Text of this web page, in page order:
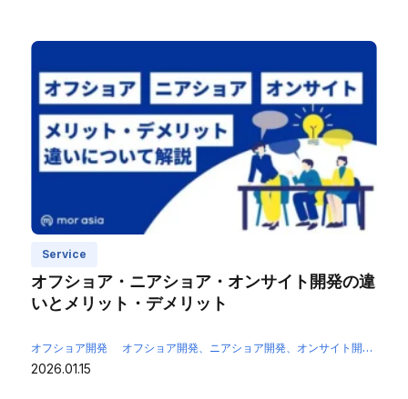
Service
オフショア・ニアショア・オンサイト開発の違
いとメリット・デメリット
オフショア開発 オフショア開発、ニアショア開発、オンサイト開発
2026.01.15